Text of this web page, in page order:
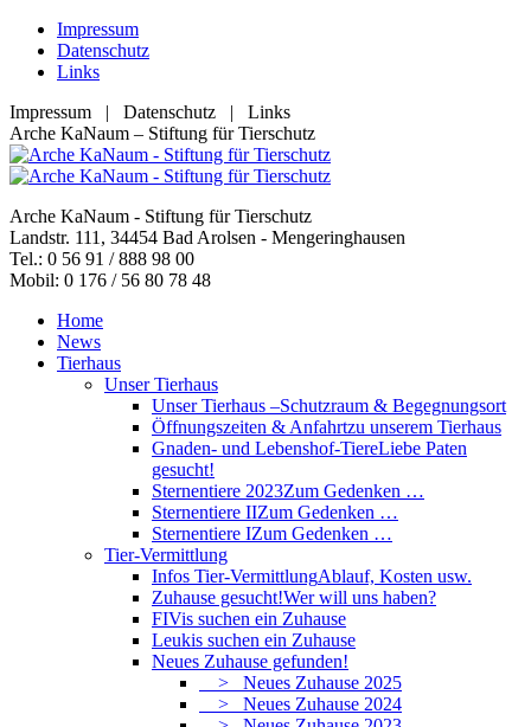
Zum
Inhalt
springen
Impressum
Datenschutz
Links
Impressum | Datenschutz | Links
Facebook
page
opens
new
window
YouTube
page
opens
new
window
RSS
page
opens
new
window
E-
Mail
page
in
new
window
Arche KaNaum – Stiftung für Tierschutz
Arche KaNaum - Stiftung für Tierschutz
Landstr. 111, 34454 Bad Arolsen - Mengeringhausen
Tel.: 0 56 91 / 888 98 00
Mobil: 0 176 / 56 80 78 48
Home
News
Tierhaus
Unser Tierhaus
Unser Tierhaus –Schutzraum & Begegnungsort
Öffnungszeiten & Anfahrtzu unserem Tierhaus
Gnaden- und Lebenshof-TiereLiebe Paten
gesucht!
Sternentiere 2023Zum Gedenken …
Sternentiere IIZum Gedenken …
Sternentiere IZum Gedenken …
Tier-Vermittlung
Infos Tier-VermittlungAblauf, Kosten usw.
Zuhause gesucht!Wer will uns haben?
FIVis suchen ein Zuhause
Leukis suchen ein Zuhause
Neues Zuhause gefunden!
> Neues Zuhause 2025
> Neues Zuhause 2024